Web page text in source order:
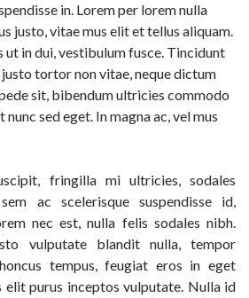
in. Lorem per lorem nulla
justo, vitae mus elit et tellus aliquam.
ut in dui, vestibulum fusce. Tincidunt
tortor non vitae, neque dictum
sit, bibendum ultricies commodo
sed eget. In magna ac, vel mus
fringilla mi ultricies, sodales
ac scelerisque suspendisse id,
nec est, nulla felis sodales nibh.
vulputate blandit nulla, tempor
tempus, feugiat eros in eget
elit purus inceptos vulputate. Nulla id